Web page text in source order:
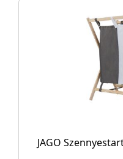
JAGO